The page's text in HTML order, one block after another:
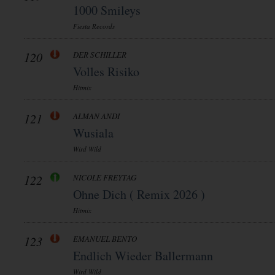
1000 Smileys
Fiesta Records
120 DER SCHILLER
Volles Risiko
Hitmix
121 ALMAN ANDI
Wusiala
Wird Wild
122 NICOLE FREYTAG
Ohne Dich ( Remix 2026 )
Hitmix
123 EMANUEL BENTO
Endlich Wieder Ballermann
Wird Wild